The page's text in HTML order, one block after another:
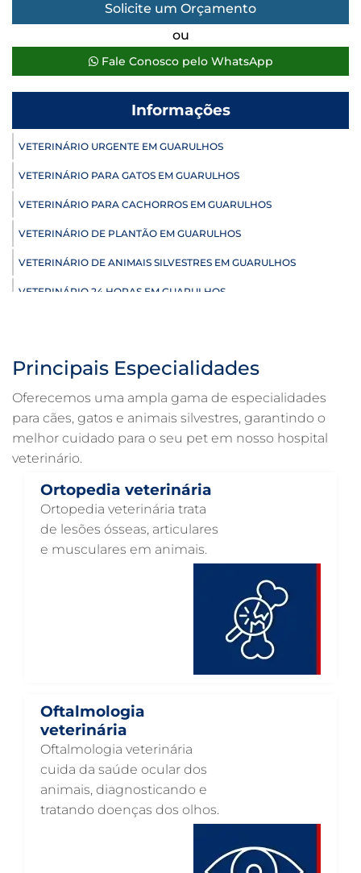
Solicite um Orçamento
ou
Fale Conosco pelo WhatsApp
Informações
VETERINÁRIO URGENTE EM GUARULHOS
VETERINÁRIO PARA GATOS EM GUARULHOS
VETERINÁRIO PARA CACHORROS EM GUARULHOS
VETERINÁRIO DE PLANTÃO EM GUARULHOS
VETERINÁRIO DE ANIMAIS SILVESTRES EM GUARULHOS
VETERINÁRIO 24 HORAS EM GUARULHOS
ULTRASSONOGRAFIA PARA CACHORRO EM GUARULHOS
ULTRASSOM VETERINÁRIO EM GUARULHOS
TRATAMENTO DE ANIMAIS EM GUARULHOS
RAIO X VETERINÁRIO EM GUARULHOS
PNEUMOLOGIA VETERINÁRIA EM GUARULHOS
OTOSCOPIA VETERINÁRIA EM GUARULHOS
OTOSCOPIA DIGITAL VETERINÁRIA EM GUARULHOS
OFTALMOLOGIA VETERINÁRIA EM GUARULHOS
NEUROLOGIA ANIMAL EM GUARULHOS
NEFROLOGIA VETERINÁRIA EM GUARULHOS
LABORATÓRIO PET EM GUARULHOS
INTERNAÇÃO VETERINÁRIA EM GUARULHOS
Principais Especialidades
Oferecemos uma ampla gama de especialidades
para cães, gatos e animais silvestres, garantindo o
melhor cuidado para o seu pet em nosso hospital
veterinário.
Ortopedia veterinária
Ortopedia veterinária trata
de lesões ósseas, articulares
e musculares em animais.
Oftalmologia
veterinária
Oftalmologia veterinária
cuida da saúde ocular dos
animais, diagnosticando e
tratando doenças dos olhos.